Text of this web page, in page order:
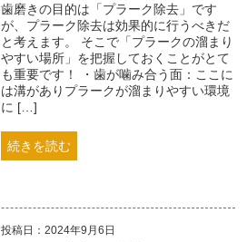
歯磨きの目的は「プラーク除去」です
が、プラーク除去は効果的に行うべきだ
と考えます。 そこで「プラークの溜まり
やすい場所」を把握しておくことがとて
も重要です！ ・歯が噛み合う面：ここに
は溝がありプラークが溜まりやすい環境
に […]
続きを読む
投稿日：2024年9月6日